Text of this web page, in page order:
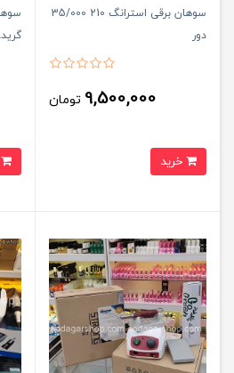
سوهان برقی استرانگ 210 35/000
دور
9,500,000 تومان
گریدA با کارت گارانتی شرکتی